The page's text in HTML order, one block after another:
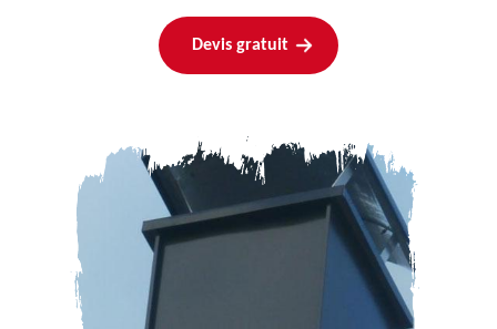
Devis gratuit